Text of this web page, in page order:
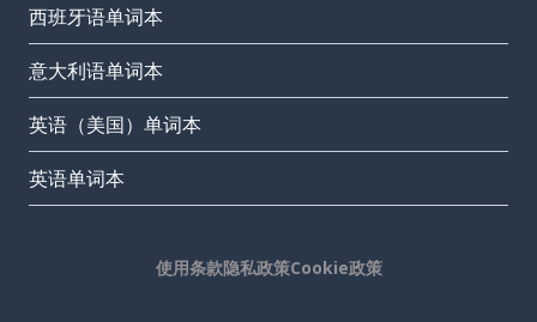
西班牙语单词本
意大利语单词本
英语（美国）单词本
英语单词本
使用条款隐私政策Cookie政策